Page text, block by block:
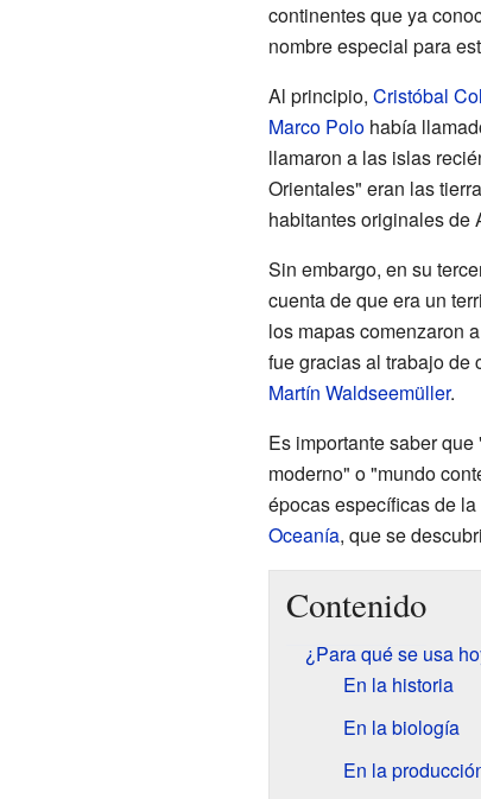
continentes que ya
nombre especial para
Al principio, Cristóbal
Marco Polohabía
llamaron a las islas
Orientales" eran las
habitantes originales de
Sin embargo, en su
cuenta de que era un
los mapas comenzaron
fue gracias al trabajo de
Martín Waldseemüller.
Es importante saber
moderno" o "mundo
épocas específicas de
Oceanía, que se
Contenido
¿Para qué se usa
En la historia
En la biología
En la